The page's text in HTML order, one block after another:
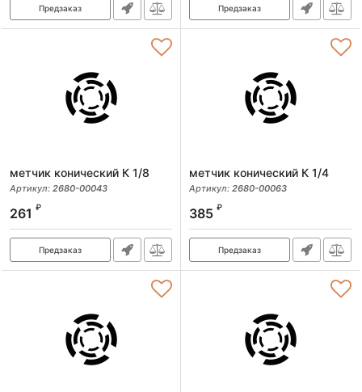
Предзаказ Предзаказ
метчик конический К 1/8
Артикул: 2680-00043
261 ₽
Предзаказ
метчик конический К 1/4
Артикул: 2680-00063
385 ₽
Предзаказ